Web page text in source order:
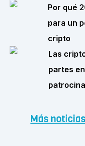
Por qué
para un
cripto
Las
partes
Más